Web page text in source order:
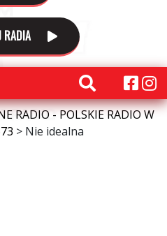
RADIA
RADIO - POLSKIE RADIO W
> Nie idealna